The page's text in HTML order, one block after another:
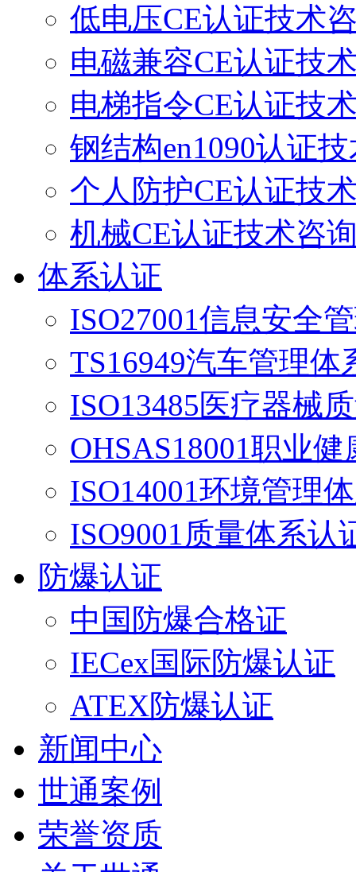
低电压CE认证技术
电磁兼容CE认证技
电梯指令CE认证技
钢结构en1090认证
个人防护CE认证技
机械CE认证技术咨
体系认证
ISO27001信息安全
TS16949汽车管理体
ISO13485医疗器械
OHSAS18001职业
ISO14001环境管理
ISO9001质量体系认
防爆认证
中国防爆合格证
IECex国际防爆认证
ATEX防爆认证
新闻中心
世通案例
荣誉资质